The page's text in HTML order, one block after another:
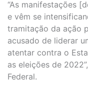
“As manifestações
e vêm se
tramitação da ação
acusado de liderar
atentar contra o
as eleições de
Federal.